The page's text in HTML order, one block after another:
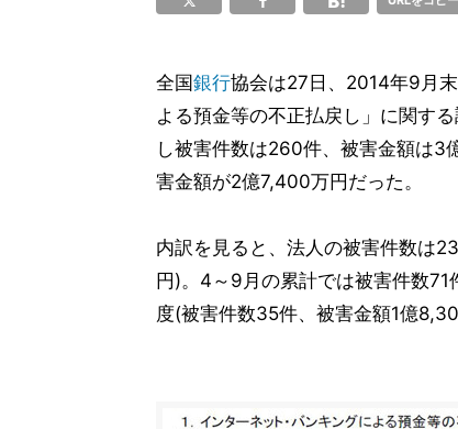
全国銀行協会は27日、2014年9月
よる預金等の不正払戻し」に関す
し被害件数は260件、被害金額は
害金額が2億7,400万円だった。
内訳を見ると、法人の被害件数は
円)。4～9月の累計では被害件数
度(被害件数35件、被害金額1億